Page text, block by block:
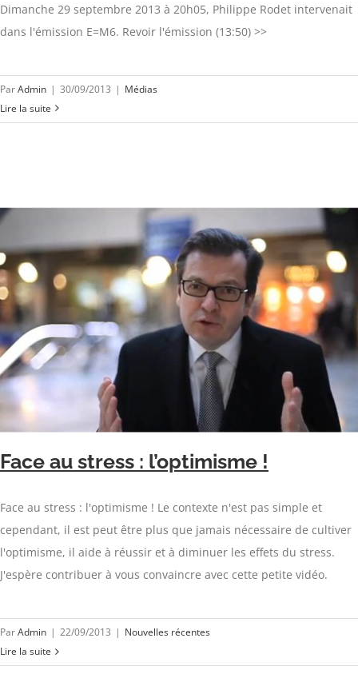
Dimanche 29 septembre 2013 à 20h05, Philippe Rodet intervenait
dans l'émission E=M6. Revoir l'émission (13:50) >>
ParAdmin | 30/09/2013 | Médias
Lire la suite
Face au stress : l’optimisme !
Face au stress : l'optimisme ! Le contexte n'est pas simple et
cependant, il est peut être plus que jamais nécessaire de cultiver
l'optimisme, il aide à réussir et à diminuer les effets du stress.
J'espère contribuer à vous convaincre avec cette petite vidéo.
ParAdmin | 22/09/2013 | Nouvelles récentes
Lire la suite